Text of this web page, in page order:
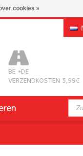
BE +DE
VERZENDKOSTEN 5,99€
cookies »